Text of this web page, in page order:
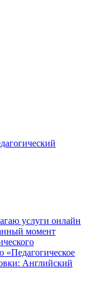
услуги онлайн
момент
«Педагогическое
Английский